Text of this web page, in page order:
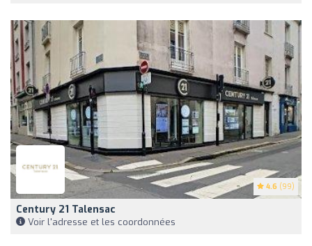
4.6 (99)
Century 21 Talensac
Voir l'adresse et les coordonnées